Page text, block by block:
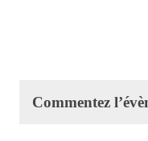
Commentez